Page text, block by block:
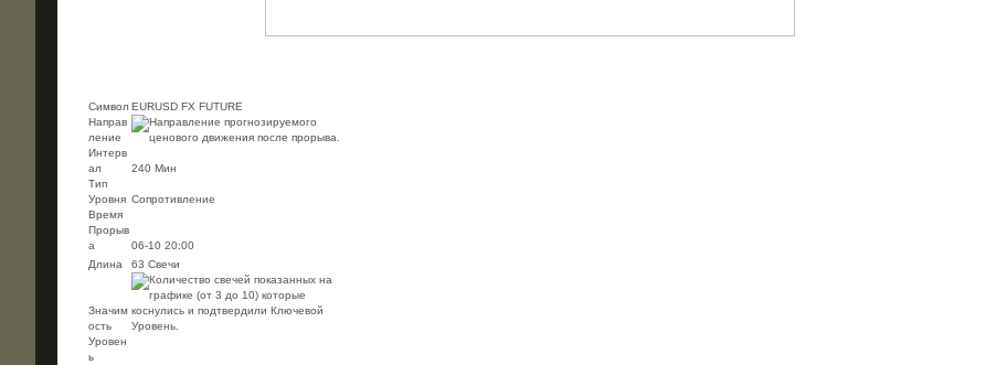
Символ EURUSD FX FUTURE
Направ
ление
Интерв
ал
240 Мин
Тип
Уровня Сопротивление
Время
Прорыв
а
06-10 20:00
Длина
63 Свечи
Значим
ость
Уровен
ь